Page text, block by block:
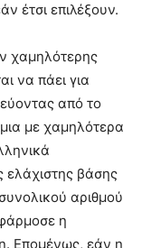
έτσι επιλέξουν.
χαμηλότερης
να πάει για
από το
με χαμηλότερα
βάσης
αριθμού
η
Επομένως, εάν η